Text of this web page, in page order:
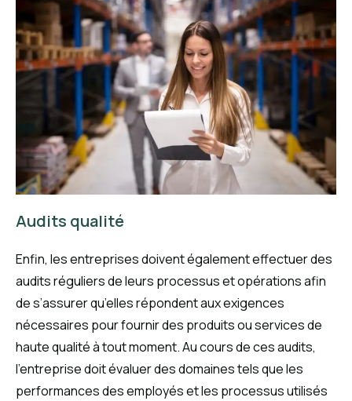
Audits qualité
Enfin, les entreprises doivent également effectuer des
audits réguliers de leurs processus et opérations afin
de s’assurer qu’elles répondent aux exigences
nécessaires pour fournir des produits ou services de
haute qualité à tout moment. Au cours de ces audits,
l’entreprise doit évaluer des domaines tels que les
performances des employés et les processus utilisés